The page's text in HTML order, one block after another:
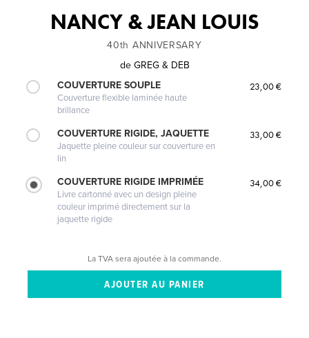
NANCY & JEAN LOUIS
40th ANNIVERSARY
de GREG & DEB
COUVERTURE SOUPLE
Couverture flexible laminée haute
brillance
23,00 €
COUVERTURE RIGIDE, JAQUETTE
Jaquette pleine couleur sur couverture en
lin
33,00 €
COUVERTURE RIGIDE IMPRIMÉE
Livre cartonné avec un design pleine
couleur imprimé directement sur la
jaquette rigide
34,00 €
La TVA sera ajoutée à la commande.